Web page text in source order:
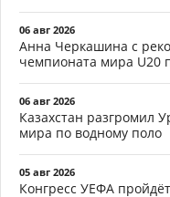
06 авг 2026
Анна Черкашина с
чемпионата мира U20
06 авг 2026
Казахстан разгромил
мира по водному поло
05 авг 2026
Конгресс УЕФА